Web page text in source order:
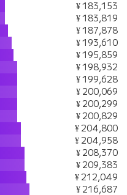
¥ 183,153
¥ 183,819
¥ 187,878
¥ 193,610
¥ 195,859
¥ 198,932
¥ 199,628
¥ 200,069
¥ 200,299
¥ 200,829
¥ 204,800
¥ 204,958
¥ 208,370
¥ 209,383
¥ 212,049
¥ 216,687